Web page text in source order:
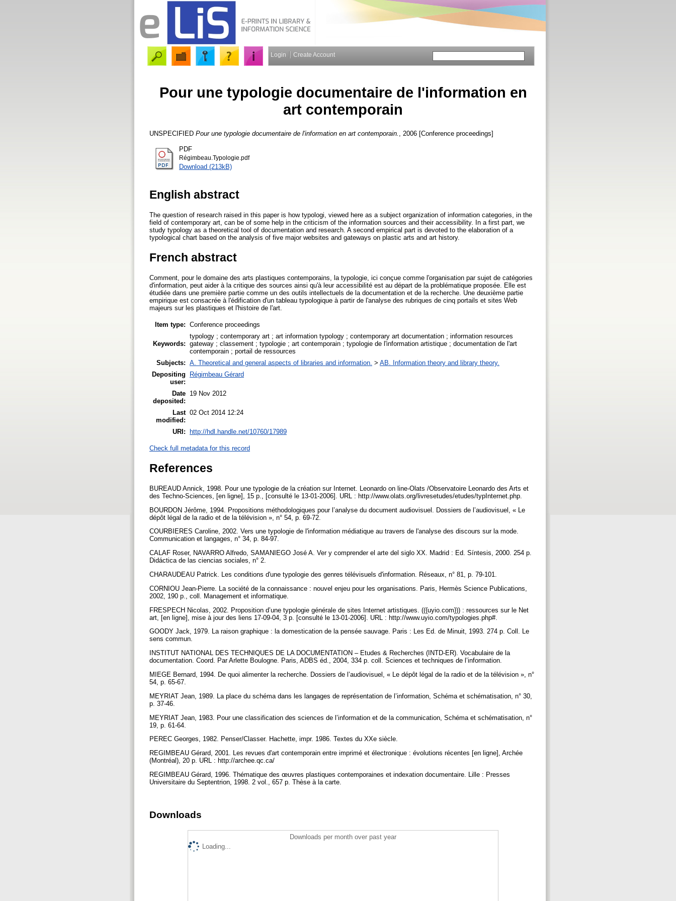
Login Create Account
Pour une typologie documentaire de l'information en
art contemporain
UNSPECIFIED Pour une typologie documentaire de l'information en art contemporain. , 2006 [Conference proceedings]
PDF
Régimbeau.Typologie.pdf
Download (213kB)
English abstract
The question of research raised in this paper is how typologi, viewed here as a subject organization of information categories, in the
field of contemporary art, can be of some help in the criticism of the information sources and their accessibility. In a first part, we
study typology as a theoretical tool of documentation and research. A second empirical part is devoted to the elaboration of a
typological chart based on the analysis of five major websites and gateways on plastic arts and art history.
French abstract
Comment, pour le domaine des arts plastiques contemporains, la typologie, ici conçue comme l'organisation par sujet de catégories
d'information, peut aider à la critique des sources ainsi qu'à leur accessibilité est au départ de la problématique proposée. Elle est
étudiée dans une première partie comme un des outils intellectuels de la documentation et de la recherche. Une deuxième partie
empirique est consacrée à l'édification d'un tableau typologique à partir de l'analyse des rubriques de cinq portails et sites Web
majeurs sur les plastiques et l'histoire de l'art.
Item type: Conference proceedings
Keywords:
typology ; contemporary art ; art information typology ; contemporary art documentation ; information resources
gateway ; classement ; typologie ; art contemporain ; typologie de l'information artistique ; documentation de l'art
contemporain ; portail de ressources
Subjects: A. Theoretical and general aspects of libraries and information. > AB. Information theory and library theory.
Depositing
user:
Régimbeau Gérard
Date
deposited:
19 Nov 2012
Last
modified:
02 Oct 2014 12:24
URI: http://hdl.handle.net/10760/17989
Check full metadata for this record
References
BUREAUD Annick, 1998. Pour une typologie de la création sur Internet. Leonardo on line-Olats /Observatoire Leonardo des Arts et
des Techno-Sciences, [en ligne], 15 p., [consulté le 13-01-2006]. URL : http://www.olats.org/livresetudes/etudes/typInternet.php.
BOURDON Jérôme, 1994. Propositions méthodologiques pour l’analyse du document audiovisuel. Dossiers de l’audiovisuel, « Le
dépôt légal de la radio et de la télévision », n° 54, p. 69-72.
COURBIERES Caroline, 2002. Vers une typologie de l'information médiatique au travers de l'analyse des discours sur la mode.
Communication et langages, n° 34, p. 84-97.
CALAF Roser, NAVARRO Alfredo, SAMANIEGO José A. Ver y comprender el arte del siglo XX. Madrid : Ed. Síntesis, 2000. 254 p.
Didáctica de las ciencias sociales, n° 2.
CHARAUDEAU Patrick. Les conditions d'une typologie des genres télévisuels d'information. Réseaux, n° 81, p. 79-101.
CORNIOU Jean-Pierre. La société de la connaissance : nouvel enjeu pour les organisations. Paris, Hermès Science Publications,
2002, 190 p., coll. Management et informatique.
FRESPECH Nicolas, 2002. Proposition d’une typologie générale de sites Internet artistiques. (({uyio.com})) : ressources sur le Net
art, [en ligne], mise à jour des liens 17-09-04, 3 p. [consulté le 13-01-2006]. URL : http://www.uyio.com/typologies.php#.
GOODY Jack, 1979. La raison graphique : la domestication de la pensée sauvage. Paris : Les Ed. de Minuit, 1993. 274 p. Coll. Le
sens commun.
INSTITUT NATIONAL DES TECHNIQUES DE LA DOCUMENTATION – Etudes & Recherches (INTD-ER). Vocabulaire de la
documentation. Coord. Par Arlette Boulogne. Paris, ADBS éd., 2004, 334 p. coll. Sciences et techniques de l’information.
MIEGE Bernard, 1994. De quoi alimenter la recherche. Dossiers de l’audiovisuel, « Le dépôt légal de la radio et de la télévision », n°
54, p. 65-67.
MEYRIAT Jean, 1989. La place du schéma dans les langages de représentation de l’information, Schéma et schématisation, n° 30,
p. 37-46.
MEYRIAT Jean, 1983. Pour une classification des sciences de l’information et de la communication, Schéma et schématisation, n°
19, p. 61-64.
PEREC Georges, 1982. Penser/Classer. Hachette, impr. 1986. Textes du XXe siècle.
REGIMBEAU Gérard, 2001. Les revues d'art contemporain entre imprimé et électronique : évolutions récentes [en ligne], Archée
(Montréal), 20 p. URL : http://archee.qc.ca/
REGIMBEAU Gérard, 1996. Thématique des œuvres plastiques contemporaines et indexation documentaire. Lille : Presses
Universitaire du Septentrion, 1998. 2 vol., 657 p. Thèse à la carte.
Downloads
Downloads per month over past year
Loading...